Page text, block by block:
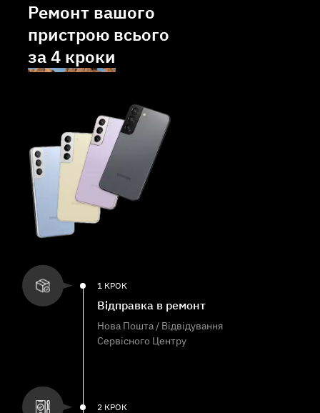
Ремонт вашого
пристрою всього
за4 кроки
1 КРОК
Відправка в ремонт
Нова Пошта / Відвідування
Сервісного Центру
2 КРОК